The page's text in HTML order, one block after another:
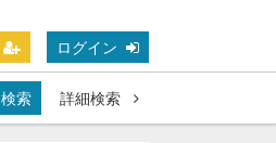
ログイン
検索
詳細検索